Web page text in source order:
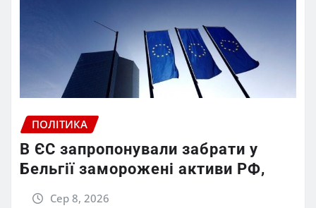
ПОЛІТИКА
В ЄС запропонували забрати у
Бельгії заморожені активи РФ,
Сер 8, 2026